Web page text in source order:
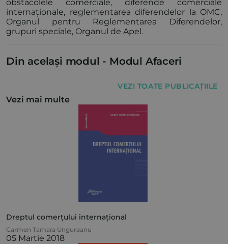
obstacolele comerciale, diferende comerciale
internaționale, reglementarea diferendelor la OMC,
Organul pentru Reglementarea Diferendelor,
grupuri speciale, Organul de Apel.
Din același modul - Modul Afaceri
VEZI TOATE PUBLICAȚIILE
Vezi mai multe
Dreptul comerțului internațional
Carmen Tamara Ungureanu
05 Martie 2018